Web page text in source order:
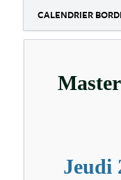
CALENDRIER
Jeudi